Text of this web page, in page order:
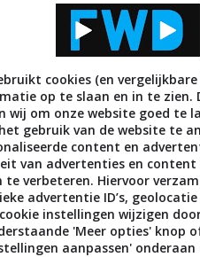
maken .
cookies (en
op te slaan en in te zien.
wij om onze website goed te
het gebruik van de website te
content en
van advertenties en content
te verbeteren. Hiervoor
advertentie ID’s,
instellingen wijzigen
'Meer opties' knop
aanpassen' onderaan